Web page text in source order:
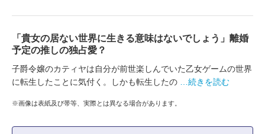
「貴女の居ない世界に生きる意味はないでしょう」離婚
予定の推しの独占愛？
子爵令嬢のカティヤは自分が前世楽しんでいた乙女ゲームの世界
に転生したことに気付く。しかも転生したの
…続きを読む
※画像は表紙及び帯等、実際とは異なる場合があります。